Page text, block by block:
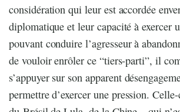
considération qui leur est accordée
diplomatique et leur capacité à exercer
pouvant conduire l’agresseur à
de vouloir enrôler ce “tiers-parti”, il
s’appuyer sur son apparent
permettre d’exercer une pression.